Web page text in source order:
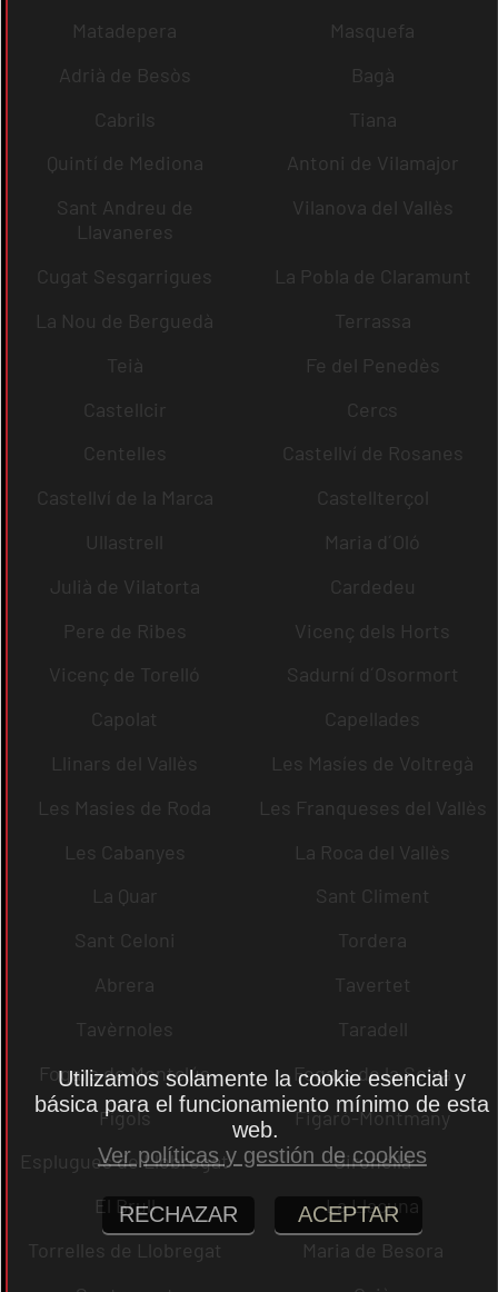
Matadepera
Masquefa
Adrià de Besòs
Bagà
Cabrils
Tiana
Quintí de Mediona
Antoni de Vilamajor
Sant Andreu de
Llavaneres
Vilanova del Vallès
Cugat Sesgarrigues
La Pobla de Claramunt
La Nou de Berguedà
Terrassa
Teià
Fe del Penedès
Castellcir
Cercs
Centelles
Castellví de Rosanes
Castellví de la Marca
Castellterçol
Ullastrell
Maria d´Oló
Julià de Vilatorta
Cardedeu
Pere de Ribes
Vicenç dels Horts
Vicenç de Torelló
Sadurní d´Osormort
Capolat
Capellades
Llinars del Vallès
Les Masíes de Voltregà
Les Masies de Roda
Les Franqueses del Vallès
Les Cabanyes
La Roca del Vallès
La Quar
Sant Climent
Sant Celoni
Tordera
Abrera
Tavertet
Tavèrnoles
Taradell
Fogars de Montclús
Fogars de la Selva
Fígols
Figaró-Montmany
Esplugues de Llobregat
Gironella
El Brull
La Llacuna
Torrelles de Llobregat
Maria de Besora
Utilizamos solamente la cookie esencial y
básica para el funcionamiento mínimo de esta
web.
Ver políticas y gestión de cookies
RECHAZAR ACEPTAR